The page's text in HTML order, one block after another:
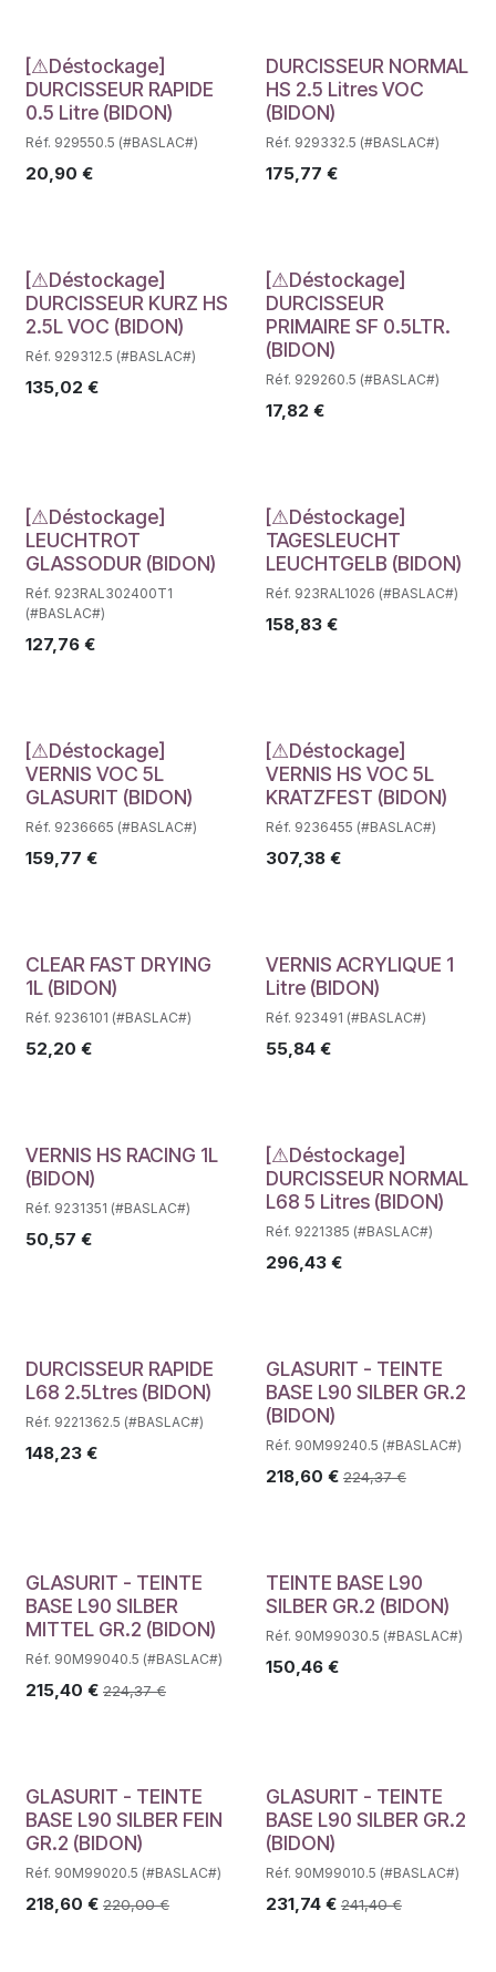
Déstockage
[⚠Déstockage]
DURCISSEUR RAPIDE
0.5 Litre (BIDON)
Réf. 929550.5 (#BASLAC#)
20,90 €
Déstockage
DURCISSEUR NORMAL
HS 2.5 Litres VOC
(BIDON)
Réf. 929332.5 (#BASLAC#)
175,77 €
Déstockage
[⚠Déstockage]
DURCISSEUR KURZ HS
2.5L VOC (BIDON)
Réf. 929312.5 (#BASLAC#)
135,02 €
Déstockage
[⚠Déstockage]
DURCISSEUR
PRIMAIRE SF 0.5LTR.
(BIDON)
Réf. 929260.5 (#BASLAC#)
17,82 €
Déstockage
[⚠Déstockage]
LEUCHTROT
GLASSODUR (BIDON)
Réf. 923RAL302400T1
(#BASLAC#)
127,76 €
Déstockage
[⚠Déstockage]
TAGESLEUCHT
LEUCHTGELB (BIDON)
Réf. 923RAL1026 (#BASLAC#)
158,83€
Déstockage
[⚠Déstockage]
VERNIS VOC 5L
GLASURIT (BIDON)
Réf. 9236665 (#BASLAC#)
159,77 €
Déstockage
[⚠Déstockage]
VERNIS HS VOC 5L
KRATZFEST (BIDON)
Réf. 9236455 (#BASLAC#)
307,38€
Déstockage
CLEAR FAST DRYING
1L (BIDON)
Réf. 9236101 (#BASLAC#)
52,20 €
Déstockage
VERNIS ACRYLIQUE 1
Litre (BIDON)
Réf. 923491 (#BASLAC#)
55,84€
Déstockage
VERNIS HS RACING 1L
(BIDON)
Réf. 9231351 (#BASLAC#)
50,57 €
Déstockage
[⚠Déstockage]
DURCISSEUR NORMAL
L68 5 Litres (BIDON)
Réf. 9221385 (#BASLAC#)
296,43€
Déstockage
DURCISSEUR RAPIDE
L68 2.5Ltres (BIDON)
Réf. 9221362.5 (#BASLAC#)
148,23 €
GLASURIT - TEINTE
BASE L90 SILBER GR.2
(BIDON)
Réf. 90M99240.5 (#BASLAC#)
218,60 € 224,37€
GLASURIT - TEINTE
BASE L90 SILBER
MITTEL GR.2 (BIDON)
Réf. 90M99040.5 (#BASLAC#)
215,40 € 224,37€
Déstockage
TEINTE BASE L90
SILBER GR.2 (BIDON)
Réf. 90M99030.5 (#BASLAC#)
150,46€
GLASURIT - TEINTE
BASE L90 SILBER FEIN
GR.2 (BIDON)
Réf. 90M99020.5 (#BASLAC#)
218,60 € 220,00€
GLASURIT - TEINTE
BASE L90 SILBER GR.2
(BIDON)
Réf. 90M99010.5 (#BASLAC#)
231,74€ 241,40€